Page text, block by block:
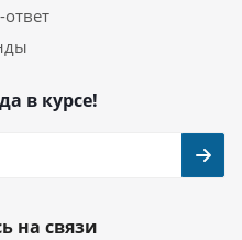
в курсе!
на связи